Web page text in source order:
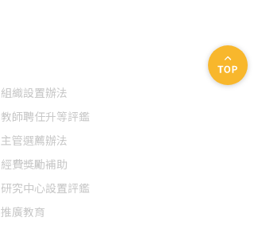
組織設置辦法
教師聘任升等評鑑
主管選薦辦法
經費獎勵補助
研究中心設置評鑑
推廣教育